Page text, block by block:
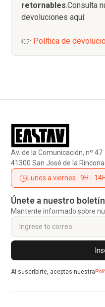
retornables.Consulta
devoluciones aquí:
👉 Política de
Av. de la Comunicación, nº 47
41300 San José de la
Lunes a viernes : 9H -
Únete a nuestro boletín
Mantente informado sobre
Al suscribirte, aceptas nuestra